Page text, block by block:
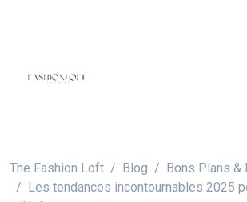
The Fashion Loft Blog
Bons Plans &
Les tendances incontournables 2025